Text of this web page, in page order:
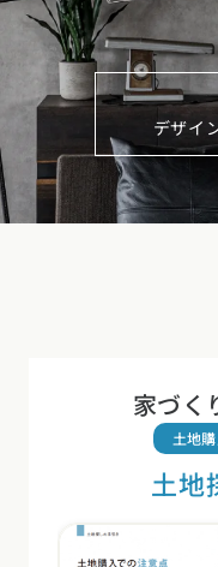
デザイ
家づく
土地
土地